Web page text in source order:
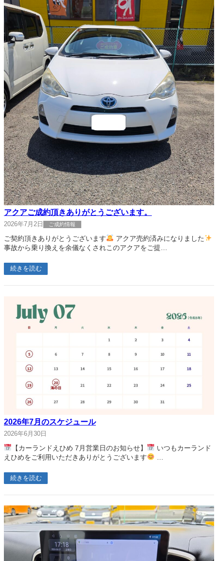
アクアご成約頂きありがとうございます。
2026年7月2日 ご成約情報
ご契約頂きありがとうございます
アクア売約済みになりました
事故から乗り換えを余儀なくされこのアクアをご提…
続きを読む
2026年7月のスケジュール
2026年6月30日
【カーランドえひめ 7月営業日のお知らせ】
いつもカーランド
えひめをご利用いただきありがとうございます
続きを読む